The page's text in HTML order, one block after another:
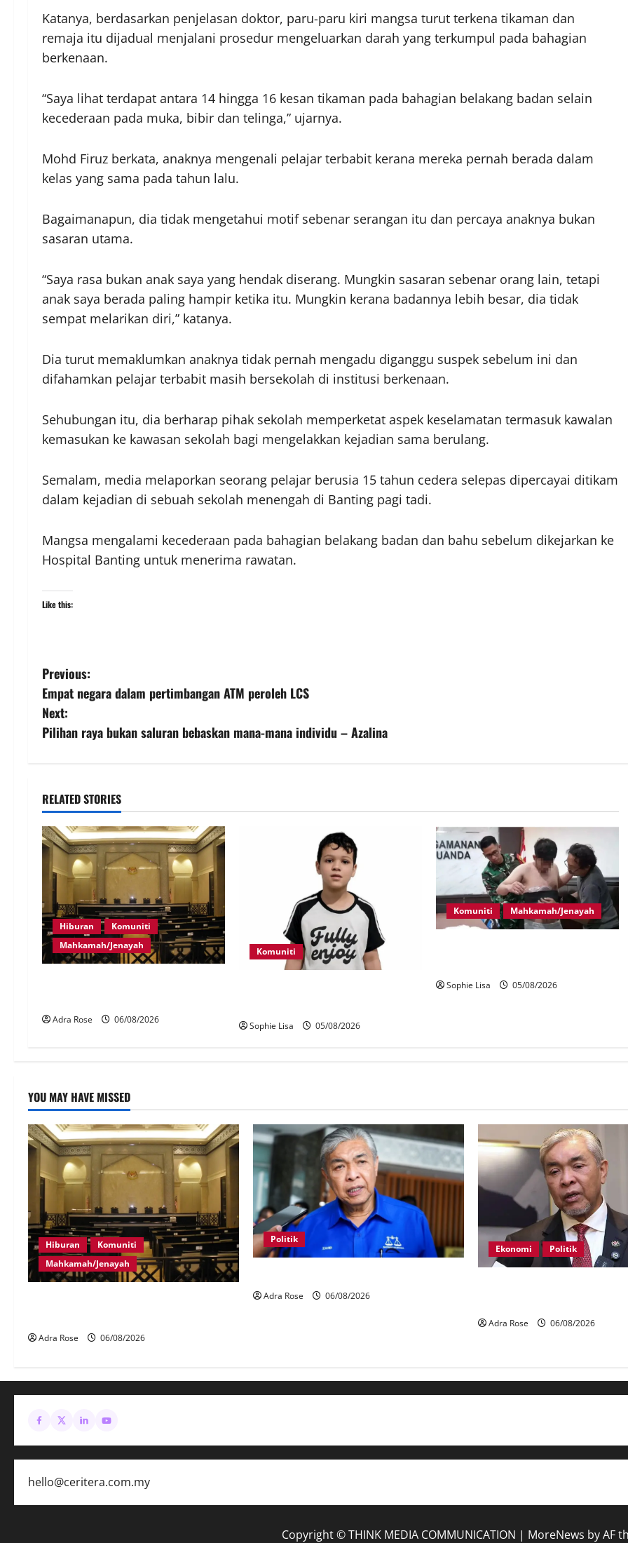
Katanya, berdasarkan penjelasan doktor, paru-paru kiri mangsa turut terkena tikaman dan
remaja itu dijadual menjalani prosedur mengeluarkan darah yang terkumpul pada bahagian
berkenaan.
“Saya lihat terdapat antara 14 hingga 16 kesan tikaman pada bahagian belakang badan selain
kecederaan pada muka, bibir dan telinga,” ujarnya.
Mohd Firuz berkata, anaknya mengenali pelajar terbabit kerana mereka pernah berada dalam
kelas yang sama pada tahun lalu.
Bagaimanapun, dia tidak mengetahui motif sebenar serangan itu dan percaya anaknya bukan
sasaran utama.
“Saya rasa bukan anak saya yang hendak diserang. Mungkin sasaran sebenar orang lain, tetapi
anak saya berada paling hampir ketika itu. Mungkin kerana badannya lebih besar, dia tidak
sempat melarikan diri,” katanya.
Dia turut memaklumkan anaknya tidak pernah mengadu diganggu suspek sebelum ini dan
difahamkan pelajar terbabit masih bersekolah di institusi berkenaan.
Sehubungan itu, dia berharap pihak sekolah memperketat aspek keselamatan termasuk kawalan
kemasukan ke kawasan sekolah bagi mengelakkan kejadian sama berulang.
Semalam, media melaporkan seorang pelajar berusia 15 tahun cedera selepas dipercayai ditikam
dalam kejadian di sebuah sekolah menengah di Banting pagi tadi.
Mangsa mengalami kecederaan pada bahagian belakang badan dan bahu sebelum dikejarkan ke
Hospital Banting untuk menerima rawatan.
Like this:
Previous:
Empat negara dalam pertimbangan ATM peroleh LCS
Next:
Pilihan raya bukan saluran bebaskan mana-mana individu – Azalina
RELATED STORIES
Hiburan
Komuniti
Mahkamah/Jenayah
Adra Rose 06/08/2026
Komuniti
Sophie Lisa 05/08/2026
Komuniti Mahkamah/Jenayah
Sophie Lisa 05/08/2026
YOU MAY HAVE MISSED
Hiburan
Komuniti
Mahkamah/Jenayah
Adra Rose 06/08/2026
Politik
Adra Rose 06/08/2026
Ekonomi Politik
Adra Rose 06/08/2026
hello@ceritera.com.my
Copyright © THINK MEDIA COMMUNICATION | MoreNews by AF